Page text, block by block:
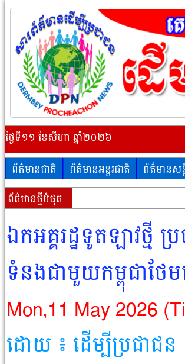
ថ្ងៃទី១១ ខែសីហា ឆ្នាំ២០២៦
ព័ត៌មានជាតិ
ព័ត៌មានអន្តរជាតិ ព័ត៌មានស
ព័ត៌មានថ្មីបំផុត
ឯកអគ្គរដ្ឋទូតឡាវថ្មី ប្
ទំនងជាមួយកម្ពុជាថែ
Mon,11 May 2026
ដោយ ៖ ដើម្បីប្រជាជន